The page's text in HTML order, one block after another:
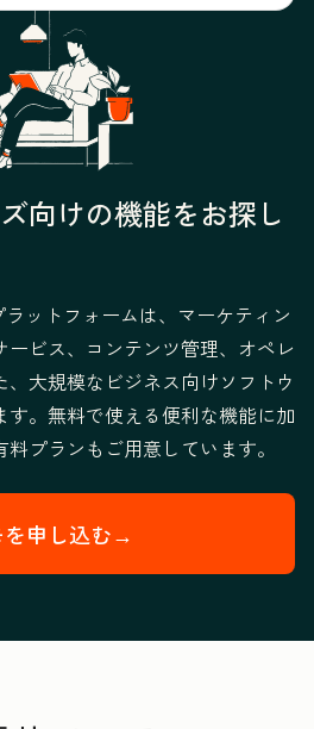
向けの機能をお探し
ットフォームは、マーケティン
ービス、コンテンツ管理、オペレ
大規模なビジネス向けソフトウ
す。無料で使える便利な機能に加
プランもご用意しています。
を申し込む→